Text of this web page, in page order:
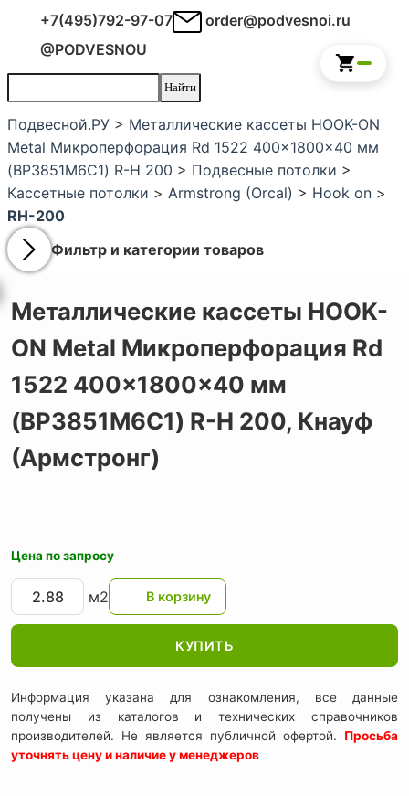
+7(495)792-97-07
order@podvesnoi.ru
@PODVESNOU
Подвесной.РУ > Металлические кассеты HOOK-ON
Metal Микроперфорация Rd 1522 400x1800x40 мм
(BP3851M6C1) R-H 200 > Подвесные потолки >
Кассетные потолки > Armstrong (Orcal) > Hook on >
RH-200
Фильтр и категории товаров
Металлические кассеты HOOK-
ON Metal Микроперфорация Rd
1522 400x1800x40 мм
(BP3851M6C1) R-H 200, Кнауф
(Армстронг)
Цена по запросу
м2
КУПИТЬ
Информация указана для ознакомления, все данные
получены из каталогов и технических справочников
производителей. Не является публичной офертой. Просьба
уточнять цену и наличие у менеджеров